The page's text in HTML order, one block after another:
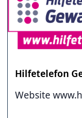
Hilfetelefon
Website